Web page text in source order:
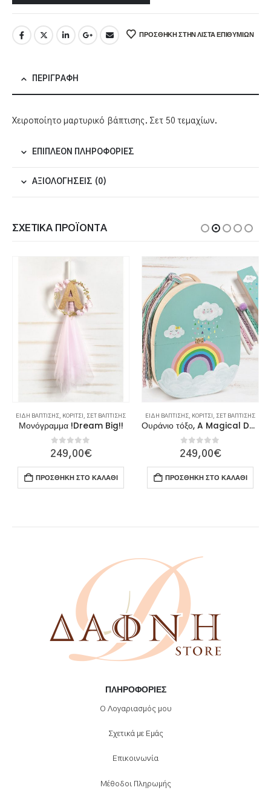
ΠΡΌΣΘΉΚΗ ΣΤΗΝ ΛΊΣΤΑ ΕΠΙΘΥΜΙΏΝ
ΠΕΡΙΓΡΑΦΉ
Χειροποίητο μαρτυρικό βάπτισης. Σετ 50 τεμαχίων.
ΕΠΙΠΛΈΟΝ ΠΛΗΡΟΦΟΡΊΕΣ
ΑΞΙΟΛΟΓΉΣΕΙΣ (0)
ΣΧΕΤΙΚΆ ΠΡΟΪΌΝΤΑ
ΕΊΔΗ ΒΆΠΤΙΣΗΣ, ΚΟΡΊΤΣΙ , ΣΕΤ ΒΆΠΤΙΣΗΣ
Μονόγραμμα !Dream Big!!
0 out of 5
249,00€
ΠΡΟΣΘΉΚΗ ΣΤΟ ΚΑΛΆΘΙ
ΕΊΔΗ ΒΆΠΤΙΣΗΣ, ΚΟΡΊΤΣΙ , ΣΕΤ ΒΆΠΤΙΣΗΣ
Ουράνιο τόξο, A Magical Day
0 out of 5
249,00€
ΠΡΟΣΘΉΚΗ ΣΤΟ ΚΑΛΆΘΙ
ΠΛΗΡΟΦΟΡΊΕΣ
Ο Λογαριασμός μου
Σχετικά με Εμάς
Επικοινωνία
Μέθοδοι Πληρωμής